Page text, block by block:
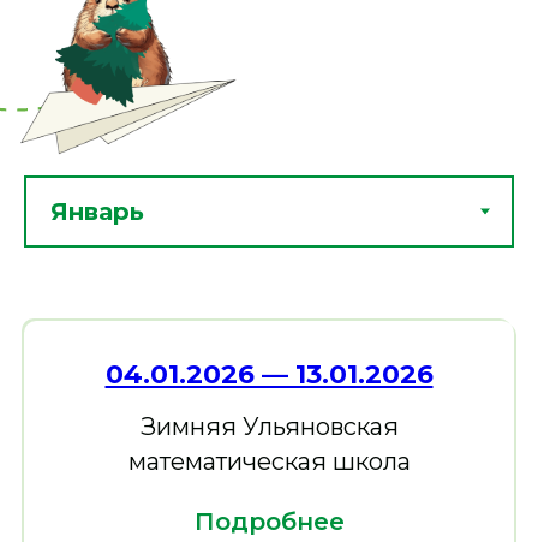
04.01.2026 — 13.01.2026
Зимняя Ульяновская
математическая школа
Подробнее